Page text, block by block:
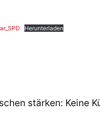
Herunterladen